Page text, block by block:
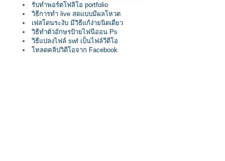
รับทำพอร์ตโฟลิโอ portfolio
วิธีการทำ live สดแบบมีผลโหวต
เฟสโดนระงับ มีวิธีแก้ง่ายนิดเดียว
วิธีทำตัวอักษรป้ายไฟนีออน Ps
วิธีแปลงไฟล์ swf เป็นไฟล์วีดีโอ
โหลดคลิปวิดีโอจาก Facebook